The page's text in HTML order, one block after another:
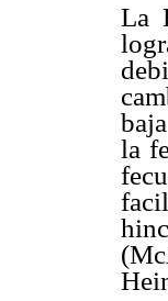
La
la